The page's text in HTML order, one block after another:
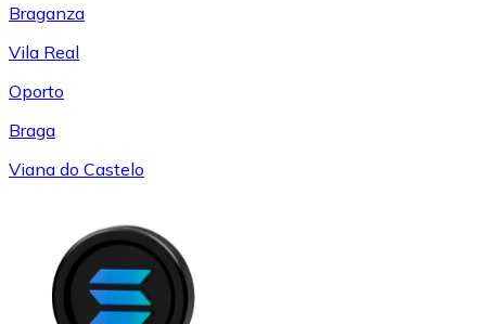
Braganza
Vila Real
Oporto
Braga
Viana do Castelo